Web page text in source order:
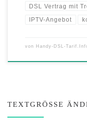
DSL Vertrag mit
IPTV-Angebot
von Handy-DSL-
TEXTGRÖSSE